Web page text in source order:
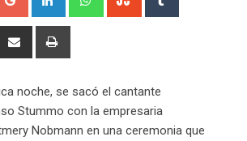
Share
noche, se sacó el cantante
Stummo con la empresaria
Nobmann en una ceremonia que